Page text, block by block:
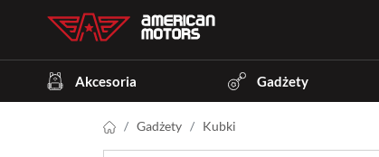
Akcesoria Gadżety
Gadżety Kubki